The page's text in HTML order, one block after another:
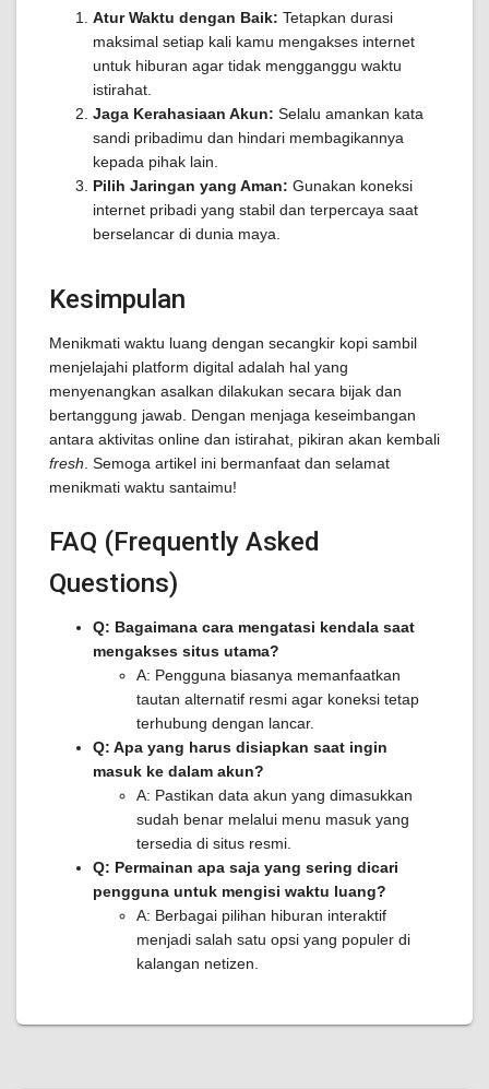
Atur Waktu dengan Baik: Tetapkan durasi
maksimal setiap kali kamu mengakses internet
untuk hiburan agar tidak mengganggu waktu
istirahat.
Jaga Kerahasiaan Akun: Selalu amankan kata
sandi pribadimu dan hindari membagikannya
kepada pihak lain.
Pilih Jaringan yang Aman: Gunakan koneksi
internet pribadi yang stabil dan terpercaya saat
berselancar di dunia maya.
Kesimpulan
Menikmati waktu luang dengan secangkir kopi sambil
menjelajahi platform digital adalah hal yang
menyenangkan asalkan dilakukan secara bijak dan
bertanggung jawab. Dengan menjaga keseimbangan
antara aktivitas online dan istirahat, pikiran akan kembali
fresh . Semoga artikel ini bermanfaat dan selamat
menikmati waktu santaimu!
FAQ (Frequently Asked
Questions)
Q: Bagaimana cara mengatasi kendala saat
mengakses situs utama?
A: Pengguna biasanya memanfaatkan
tautan alternatif resmi agar koneksi tetap
terhubung dengan lancar.
Q: Apa yang harus disiapkan saat ingin
masuk ke dalam akun?
A: Pastikan data akun yang dimasukkan
sudah benar melalui menu masuk yang
tersedia di situs resmi.
Q: Permainan apa saja yang sering dicari
pengguna untuk mengisi waktu luang?
A: Berbagai pilihan hiburan interaktif
menjadi salah satu opsi yang populer di
kalangan netizen.